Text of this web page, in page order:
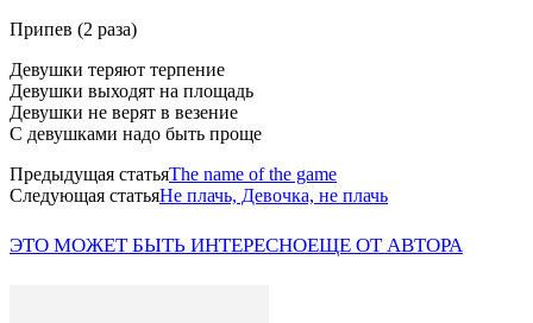
Припев (2 раза)
Девушки теряют терпение
Девушки выходят на площадь
Девушки не верят в везение
С девушками надо быть проще
Предыдущая статьяThe name of the game
Следующая статьяНе плачь, Девочка, не плачь
ЭТО МОЖЕТ БЫТЬ ИНТЕРЕСНОЕЩЕ ОТ АВТОРА